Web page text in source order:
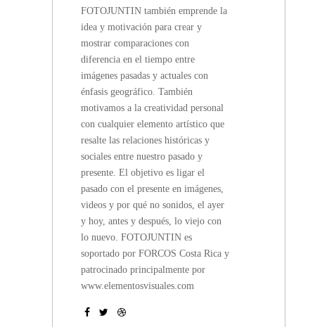
FOTOJUNTIN también emprende la
idea y motivación para crear y
mostrar comparaciones con
diferencia en el tiempo entre
imágenes pasadas y actuales con
énfasis geográfico. También
motivamos a la creatividad personal
con cualquier elemento artístico que
resalte las relaciones históricas y
sociales entre nuestro pasado y
presente. El objetivo es ligar el
pasado con el presente en imágenes,
videos y por qué no sonidos, el ayer
y hoy, antes y después, lo viejo con
lo nuevo. FOTOJUNTIN es
soportado por FORCOS Costa Rica y
patrocinado principalmente por
www.elementosvisuales.com